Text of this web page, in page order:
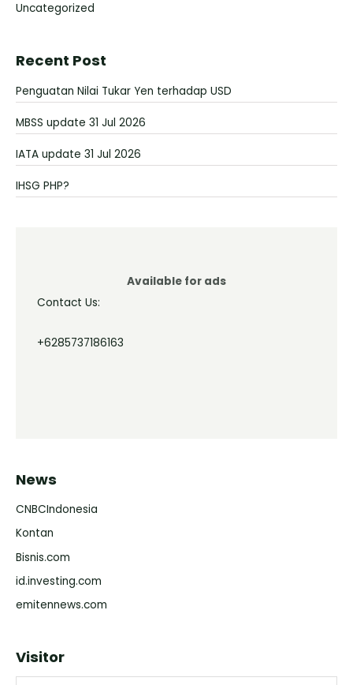
Uncategorized
Recent Post
Penguatan Nilai Tukar Yen terhadap USD
MBSS update 31 Jul 2026
IATA update 31 Jul 2026
IHSG PHP?
Available for ads
Contact Us:
+6285737186163
News
CNBCIndonesia
Kontan
Bisnis.com
id.investing.com
emitennews.com
Visitor